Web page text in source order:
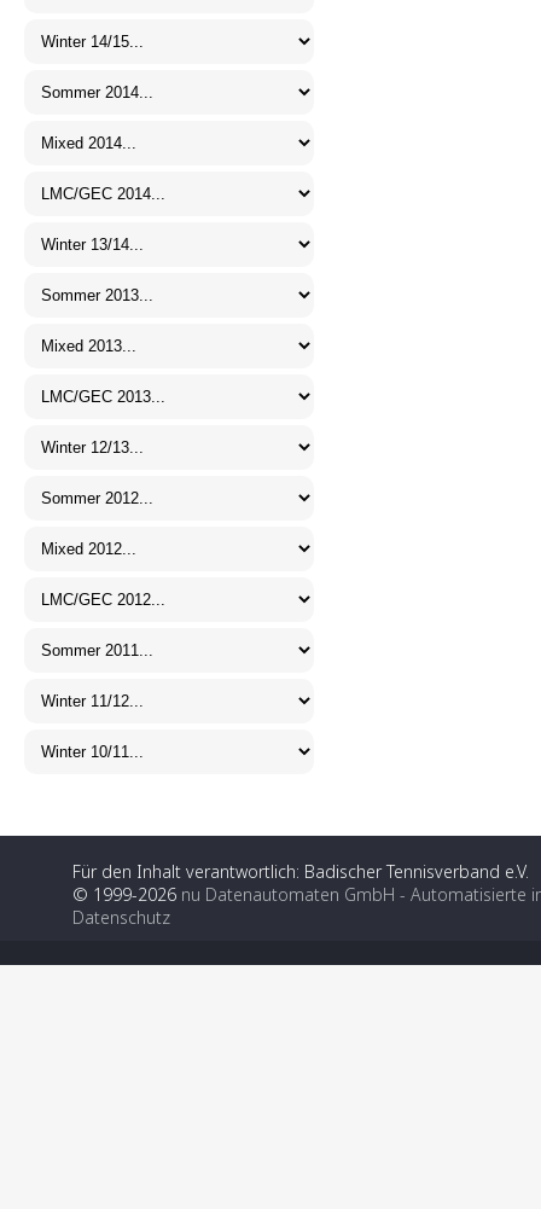
Für den Inhalt verantwortlich: Badischer Tennisverband e.V.
© 1999-2026 nu Datenautomaten GmbH - Automatisierte
Datenschutz